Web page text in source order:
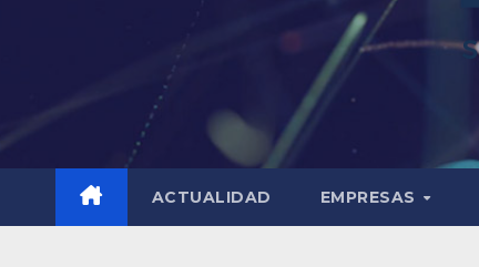
ACTUALIDAD EMPRESAS